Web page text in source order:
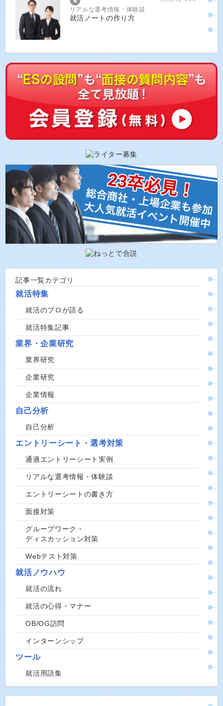
リアルな選考情報・体験談
就活ノートの作り方
記事一覧カテゴリ
就活特集
就活のプロが語る
就活特集記事
業界・企業研究
業界研究
企業研究
企業情報
自己分析
自己分析
エントリーシート・選考対策
通過エントリーシート実例
リアルな選考情報・体験談
エントリーシートの書き方
面接対策
グループワーク・
ディスカッション対策
Webテスト対策
就活ノウハウ
就活の流れ
就活の心得・マナー
OB/OG訪問
インターンシップ
ツール
就活用語集